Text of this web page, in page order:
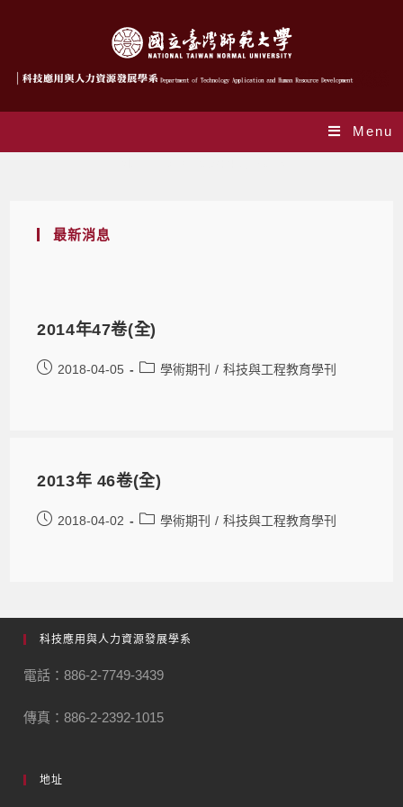
Menu
最新消息
2014年47卷(全)
2018-04-05 學術期刊 / 科技與工程教育學刊
2013年 46卷(全)
2018-04-02 學術期刊 / 科技與工程教育學刊
科技應用與人力資源發展學系
電話：886-2-7749-3439
傳真：886-2-2392-1015
地址